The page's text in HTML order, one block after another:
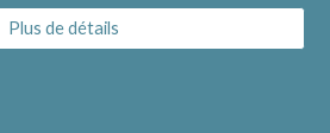
Plus de détails